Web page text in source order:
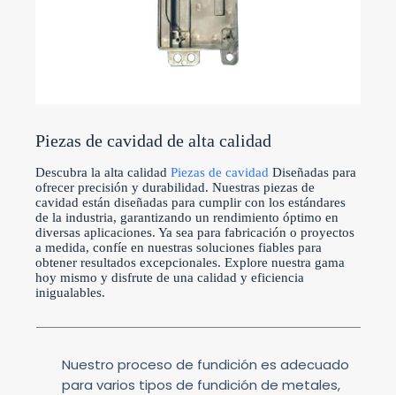
Piezas de cavidad de alta calidad
Descubra la alta calidadPiezas de cavidad Diseñadas para
ofrecer precisión y durabilidad. Nuestras piezas de
cavidad están diseñadas para cumplir con los estándares
de la industria, garantizando un rendimiento óptimo en
diversas aplicaciones. Ya sea para fabricación o proyectos
a medida, confíe en nuestras soluciones fiables para
obtener resultados excepcionales. Explore nuestra gama
hoy mismo y disfrute de una calidad y eficiencia
inigualables.
Nuestro proceso de fundición es adecuado
para varios tipos de fundición de metales,